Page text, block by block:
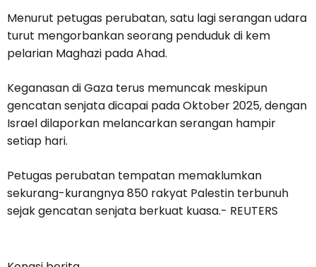
Menurut petugas perubatan, satu lagi serangan udara
turut mengorbankan seorang penduduk di kem
pelarian Maghazi pada Ahad.
Keganasan di Gaza terus memuncak meskipun
gencatan senjata dicapai pada Oktober 2025, dengan
Israel dilaporkan melancarkan serangan hampir
setiap hari.
Petugas perubatan tempatan memaklumkan
sekurang-kurangnya 850 rakyat Palestin terbunuh
sejak gencatan senjata berkuat kuasa.- REUTERS